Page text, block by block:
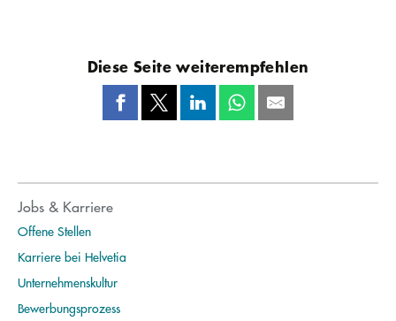
Diese Seite weiterempfehlen
Jobs & Karriere
Offene Stellen
Karriere bei Helvetia
Unternehmenskultur
Bewerbungsprozess